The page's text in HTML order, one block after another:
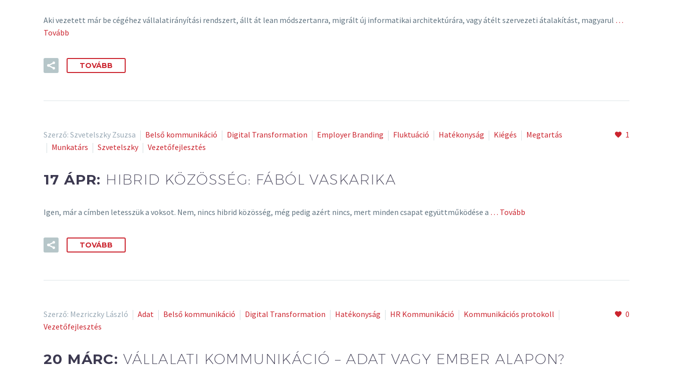
Aki vezetett már be cégéhez vállalatirányítási rendszert, állt át lean módszertanra, migrált új informatikai architektúrára, vagy átélt szervezeti átalakítást, magyarul …
Tovább
TOVÁBB
1
Szerző: Szvetelszky Zsuzsa Belső kommunikáció Digital Transformation Employer Branding Fluktuáció Hatékonyság Kiégés
Megtartás
Munkatárs
Szvetelszky Vezetőfejlesztés
17 ÁPR: HIBRID KÖZÖSSÉG: FÁBÓL VASKARIKA
Igen, már a címben letesszük a voksot. Nem, nincs hibrid közösség, még pedig azért nincs, mert minden csapat együttműködése a … Tovább
TOVÁBB
0
Szerző: Mezriczky László Adat Belső kommunikáció Digital Transformation Hatékonyság HR Kommunikáció
Kommunikációs protokoll
Vezetőfejlesztés
20 MÁRC: VÁLLALATI KOMMUNIKÁCIÓ – ADAT VAGY EMBER ALAPON?